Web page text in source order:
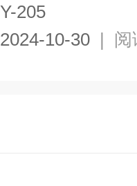
205
2024-10-30 | 阅